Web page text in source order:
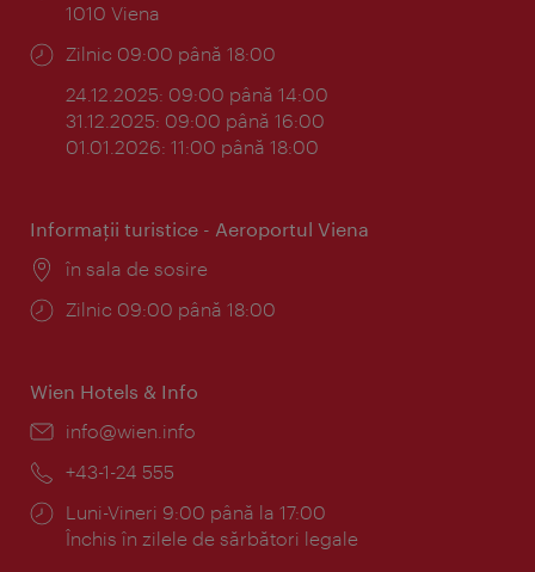
1010 Viena
Program:
Zilnic 09:00 până 18:00
24.12.2025: 09:00 până 14:00
31.12.2025: 09:00 până 16:00
01.01.2026: 11:00 până 18:00
Informaţii turistice - Aeroportul Viena
Locul:
în sala de sosire
Program:
Zilnic 09:00 până 18:00
Wien Hotels & Info
E-
info@wien.info
Telefon:
+43-1-24 555
Program:
Luni-Vineri 9:00 până la 17:00
Închis în zilele de sărbători legale